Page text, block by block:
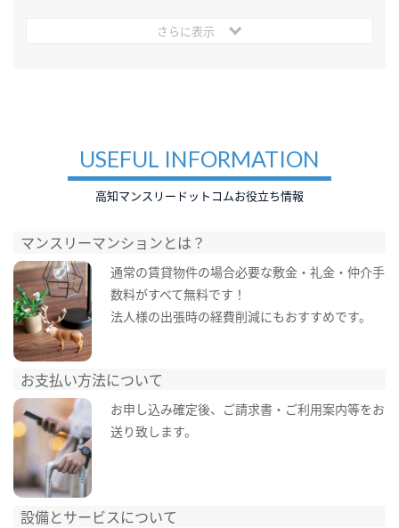
さらに表示
USEFUL INFORMATION
高知マンスリードットコムお役立ち情報
マンスリーマンションとは？
通常の賃貸物件の場合必要な敷金・礼金・仲介手
数料がすべて無料です！
法人様の出張時の経費削減にもおすすめです。
お支払い方法について
お申し込み確定後、ご請求書・ご利用案内等をお
送り致します。
設備とサービスについて